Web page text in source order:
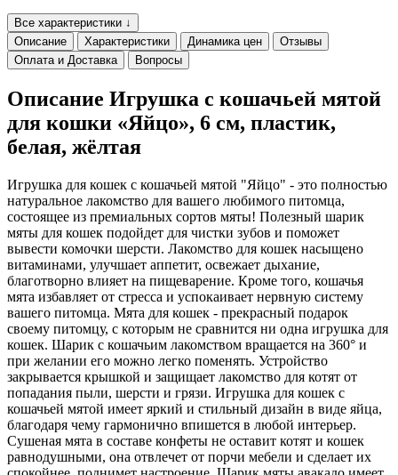
Все характеристики ↓
Описание
Характеристики Динамика цен
Отзывы
Оплата и Доставка
Вопросы
Описание Игрушка с кошачьей мятой
для кошки «Яйцо», 6 см, пластик,
белая, жёлтая
Игрушка для кошек с кошачьей мятой "Яйцо" - это полностью
натуральное лакомство для вашего любимого питомца,
состоящее из премиальных сортов мяты! Полезный шарик
мяты для кошек подойдет для чистки зубов и поможет
вывести комочки шерсти. Лакомство для кошек насыщено
витаминами, улучшает аппетит, освежает дыхание,
благотворно влияет на пищеварение. Кроме того, кошачья
мята избавляет от стресса и успокаивает нервную систему
вашего питомца. Мята для кошек - прекрасный подарок
своему питомцу, с которым не сравнится ни одна игрушка для
кошек. Шарик с кошачьим лакомством вращается на 360° и
при желании его можно легко поменять. Устройство
закрывается крышкой и защищает лакомство для котят от
попадания пыли, шерсти и грязи. Игрушка для кошек с
кошачьей мятой имеет яркий и стильный дизайн в виде яйца,
благодаря чему гармонично впишется в любой интерьер.
Сушеная мята в составе конфеты не оставит котят и кошек
равнодушными, она отвлечет от порчи мебели и сделает их